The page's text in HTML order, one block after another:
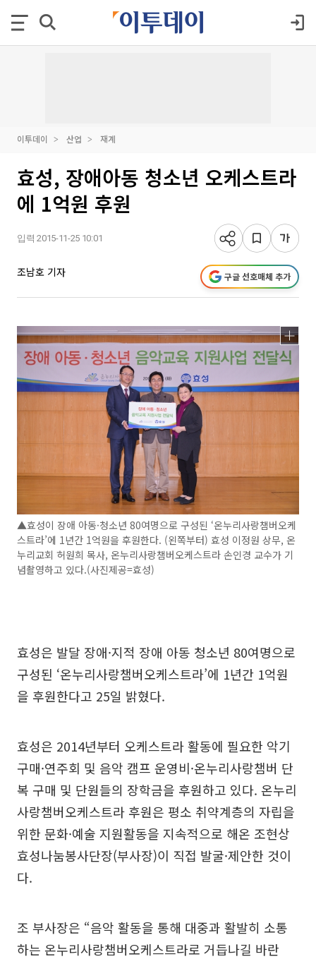
이투데이 산업 재계
효성, 장애아동 청소년 오케스트라
에 1억원 후원
입력 2015-11-25 10:01
조남호 기자 구글 선호매체 추가
▲효성이 장애 아동·청소년 80여명으로 구성된 ‘온누리사랑챔버오케
스트라’에 1년간 1억원을 후원한다. (왼쪽부터) 효성 이정원 상무, 온
누리교회 허원희 목사, 온누리사랑챔버오케스트라 손인경 교수가 기
념촬영하고 있다.(사진제공=효성)
효성은 발달 장애·지적 장애 아동 청소년 80여명으로
구성된 ‘온누리사랑챔버오케스트라’에 1년간 1억원
을 후원한다고 25일 밝혔다.
효성은 2014년부터 오케스트라 활동에 필요한 악기
구매·연주회 및 음악 캠프 운영비·온누리사랑챔버 단
복 구매 및 단원들의 장학금을 후원하고 있다. 온누리
사랑챔버오케스트라 후원은 평소 취약계층의 자립을
위한 문화·예술 지원활동을 지속적으로 해온 조현상
효성나눔봉사단장(부사장)이 직접 발굴·제안한 것이
다.
조 부사장은 “음악 활동을 통해 대중과 활발히 소통
하는 온누리사랑챔버오케스트라로 거듭나길 바란